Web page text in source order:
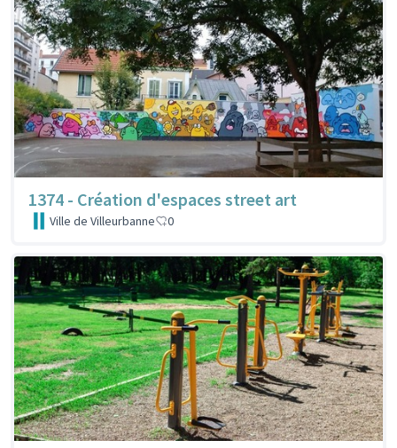
1374 - Création d'espaces street art
Ville de Villeurbanne 0